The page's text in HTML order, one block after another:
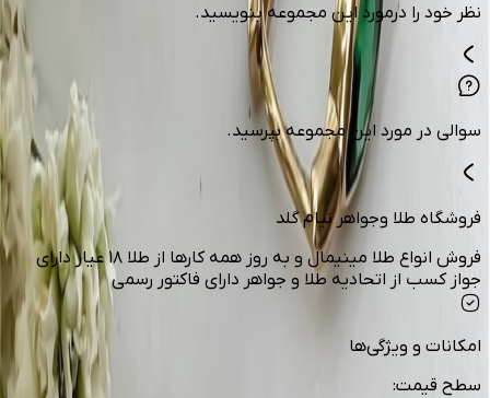
نظر خود را درمورد این مجموعه بنویسید.
سوالی در مورد این مجموعه بپرسید.
فروشگاه طلا وجواهر نیام گلد
فروش انواع طلا مينيمال و به روز همه كارها از طلا ١٨ عيار داراي
جواز كسب از اتحاديه طلا و جواهر داراي فاكتور رسمي
امکانات و ویژگی‌ها
سطح قیمت: